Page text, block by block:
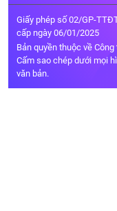
Giấy phép số 02/GP-
cấp ngày 06/01/2025
Bản quyền thuộc về
Cấm sao chép dưới mọi
văn bản.